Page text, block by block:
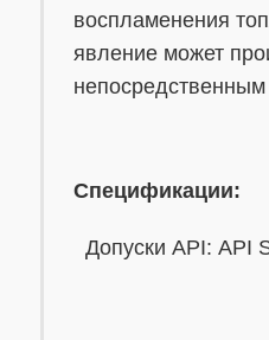
воспламенения
явление может
Спецификации:
Допуски API: API